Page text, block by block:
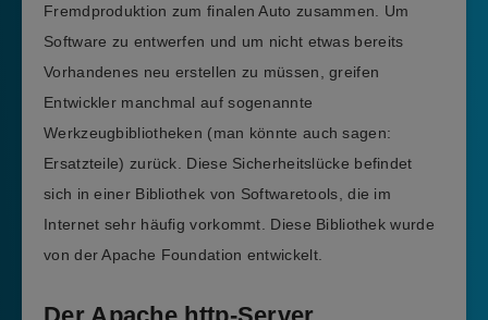
Fremdproduktion zum finalen Auto zusammen. Um
Software zu entwerfen und um nicht etwas bereits
Vorhandenes neu erstellen zu müssen, greifen
Entwickler manchmal auf sogenannte
Werkzeugbibliotheken (man könnte auch sagen:
Ersatzteile) zurück. Diese Sicherheitslücke befindet
sich in einer Bibliothek von Softwaretools, die im
Internet sehr häufig vorkommt. Diese Bibliothek wurde
von der Apache Foundation entwickelt.